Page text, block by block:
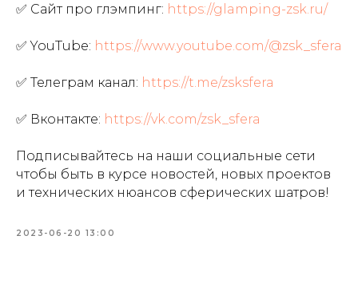
✅ Сайт про глэмпинг: https://glamping-zsk.ru/
✅ YouTube: https://www.youtube.com/@zsk_sfera
✅ Телеграм канал: https://t.me/zsksfera
✅ Вконтакте: https://vk.com/zsk_sfera
Подписывайтесь на наши социальные сети
чтобы быть в курсе новостей, новых проектов
и технических нюансов сферических шатров!
2023-06-20 13:00